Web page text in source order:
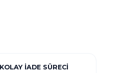
KOLAY İADE SÜRECI